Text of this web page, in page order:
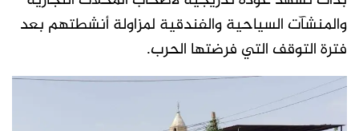
والمنشآت السياحية والفندقية لمزاولة أنشطتهم بعد
فترة التوقف التي فرضتها الحرب.